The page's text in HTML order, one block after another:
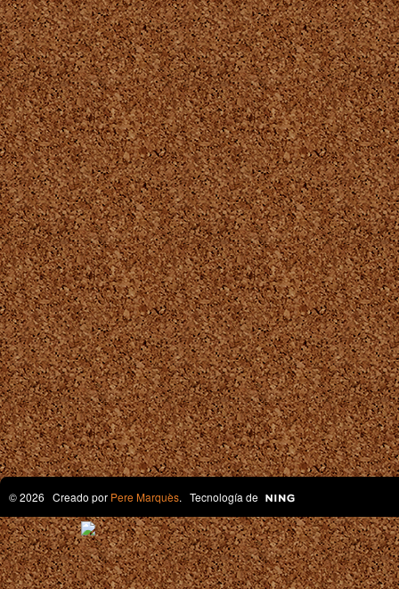
© 2026 Creado por Pere Marquès. Tecnología de